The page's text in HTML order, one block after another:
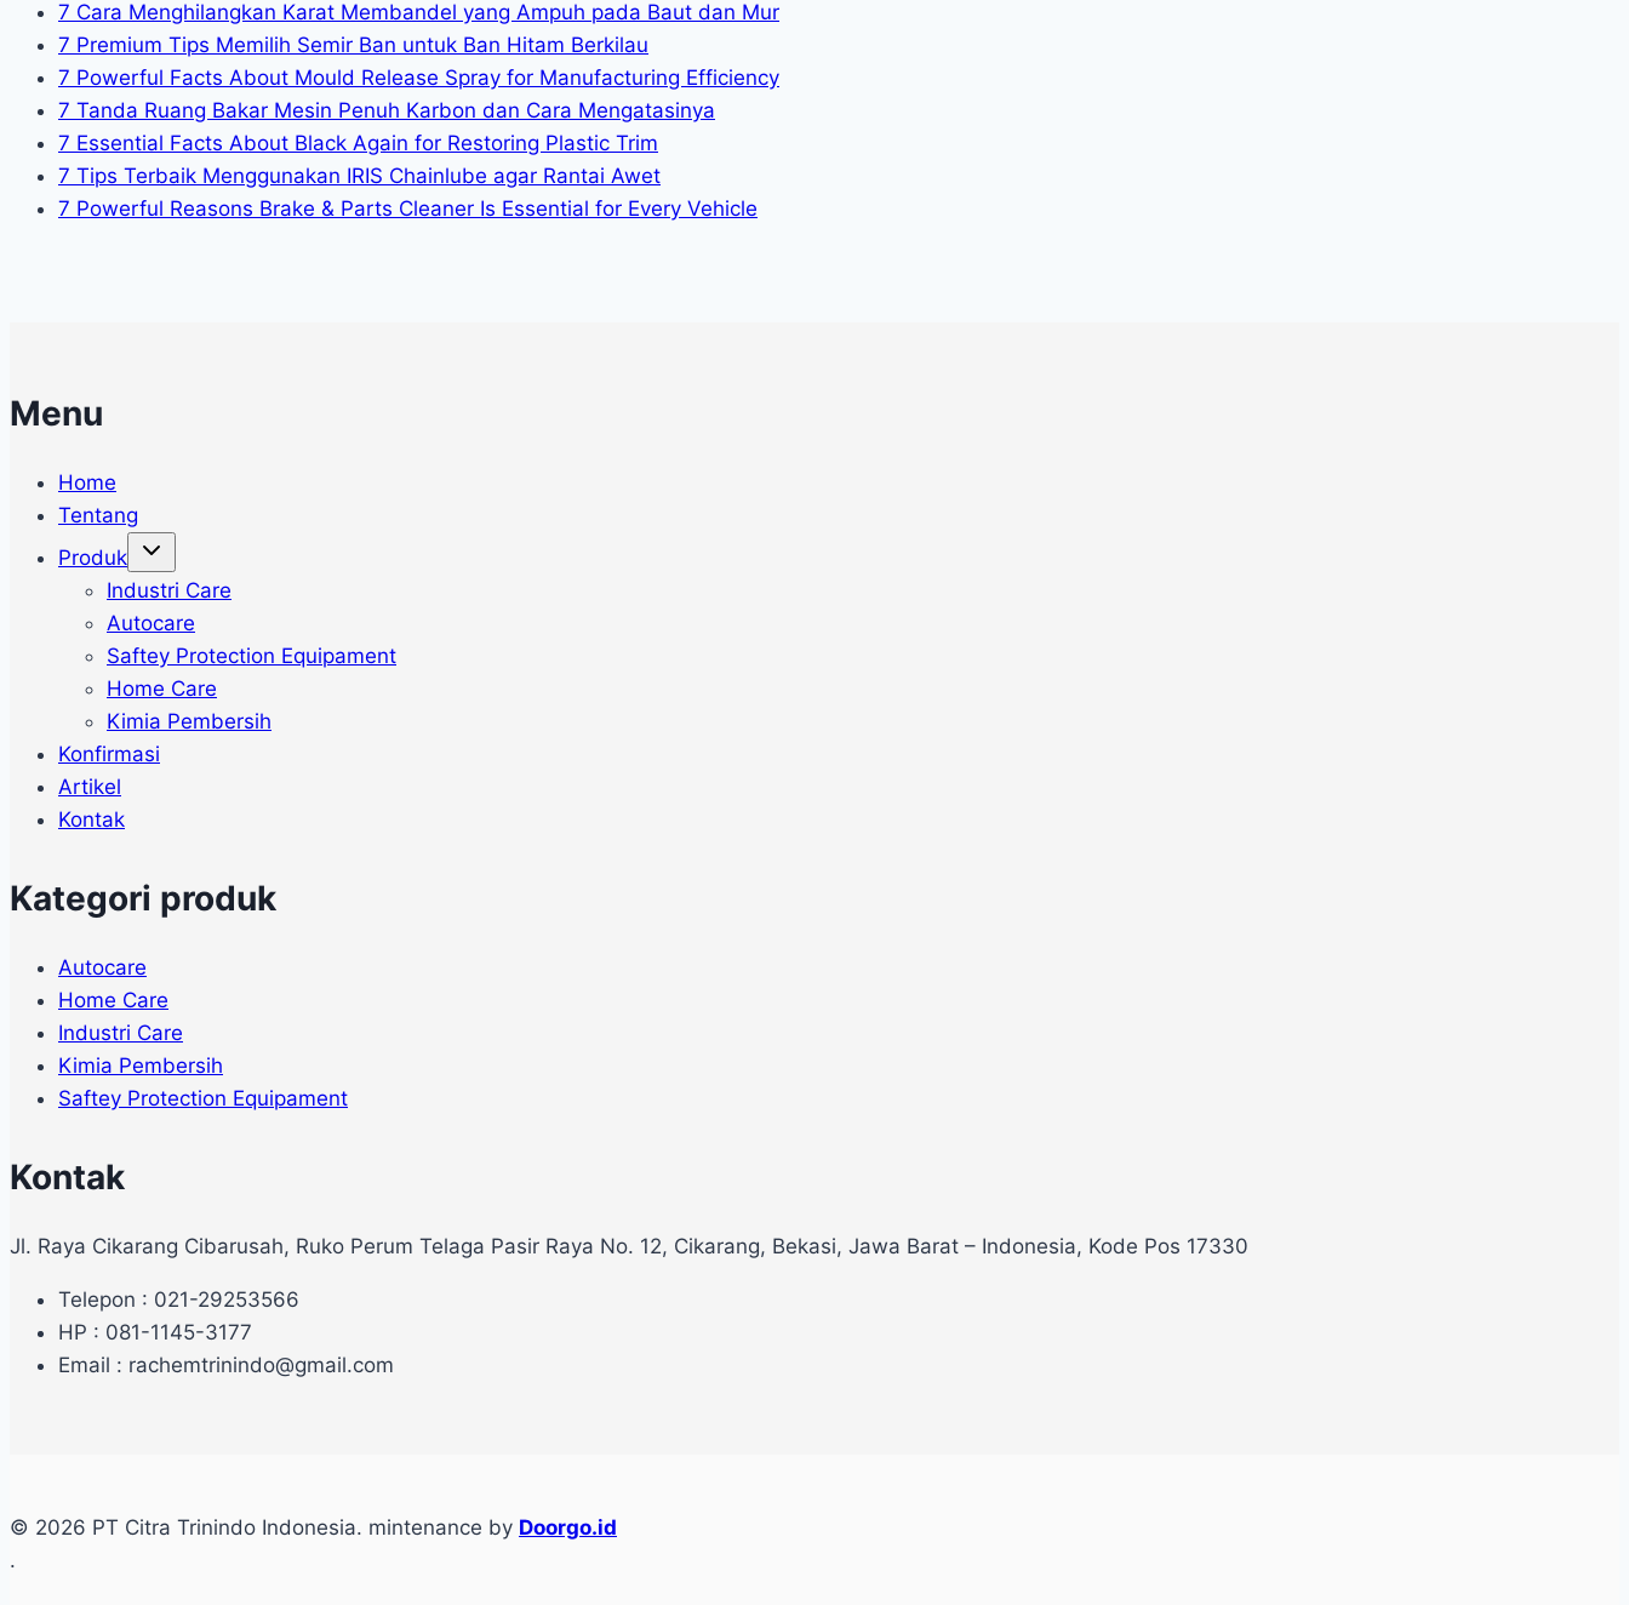
7 Cara Menghilangkan Karat Membandel yang Ampuh pada Baut dan Mur
7 Premium Tips Memilih Semir Ban untuk Ban Hitam Berkilau
7 Powerful Facts About Mould Release Spray for Manufacturing Efficiency
7 Tanda Ruang Bakar Mesin Penuh Karbon dan Cara Mengatasinya
7 Essential Facts About Black Again for Restoring Plastic Trim
7 Tips Terbaik Menggunakan IRIS Chainlube agar Rantai Awet
7 Powerful Reasons Brake & Parts Cleaner Is Essential for Every Vehicle
Menu
Home
Tentang
Produk
Toggle
menu
Industri Care
Autocare
Saftey Protection Equipament
Home Care
Kimia Pembersih
Konfirmasi
Artikel
Kontak
Kategori produk
Autocare
Home Care
Industri Care
Kimia Pembersih
Saftey Protection Equipament
Kontak
Jl. Raya Cikarang Cibarusah, Ruko Perum Telaga Pasir Raya No. 12, Cikarang, Bekasi, Jawa Barat – Indonesia, Kode Pos 17330
Telepon : 021-29253566
HP : 081-1145-3177
Email : rachemtrinindo@gmail.com
© 2026 PT Citra Trinindo Indonesia. mintenance by Doorgo.id
.